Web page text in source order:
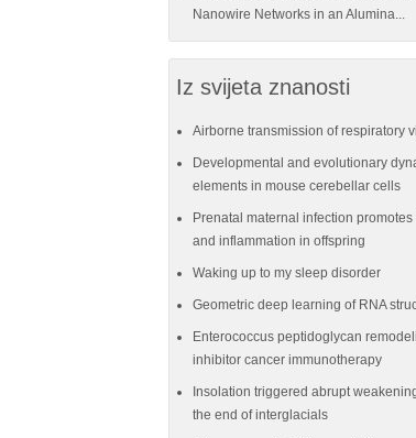
Nanowire Networks in an Alumina...
Iz svijeta znanosti
Airborne transmission of respiratory
Developmental and evolutionary
elements in mouse cerebellar cells
Prenatal maternal infection
and inflammation in offspring
Waking up to my sleep disorder
Geometric deep learning of RNA
Enterococcus peptidoglycan
inhibitor cancer immunotherapy
Insolation triggered abrupt
the end of interglacials